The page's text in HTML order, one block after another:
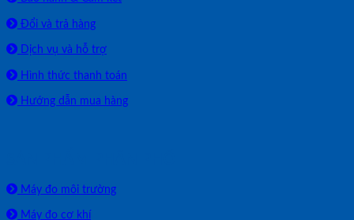
Đổi và trả hàng
Dịch vụ và hỗ trợ
Hình thức thanh toán
Hướng dẫn mua hàng
Máy đo môi trường
Máy đo cơ khí